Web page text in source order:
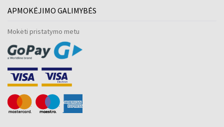
APMOKĖJIMO GALIMYBĖS
Mokėti pristatymo metu